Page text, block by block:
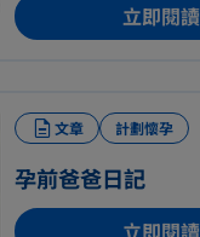
立即閱讀
文章 計劃懷孕
孕前爸爸日記
立即閱讀